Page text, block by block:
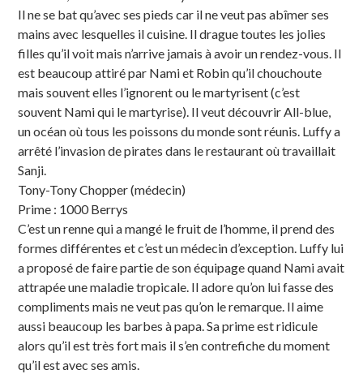
Il ne se bat qu’avec ses pieds car il ne veut pas abîmer ses
mains avec lesquelles il cuisine. Il drague toutes les jolies
filles qu’il voit mais n’arrive jamais à avoir un rendez-vous. Il
est beaucoup attiré par Nami et Robin qu’il chouchoute
mais souvent elles l’ignorent ou le martyrisent (c’est
souvent Nami qui le martyrise). Il veut découvrir All-blue,
un océan où tous les poissons du monde sont réunis. Luffy a
arrêté l’invasion de pirates dans le restaurant où travaillait
Sanji.
Tony-Tony Chopper (médecin)
Prime : 1000 Berrys
C’est un renne qui a mangé le fruit de l’homme, il prend des
formes différentes et c’est un médecin d’exception. Luffy lui
a proposé de faire partie de son équipage quand Nami avait
attrapée une maladie tropicale. Il adore qu’on lui fasse des
compliments mais ne veut pas qu’on le remarque. Il aime
aussi beaucoup les barbes à papa. Sa prime est ridicule
alors qu’il est très fort mais il s’en contrefiche du moment
qu’il est avec ses amis.